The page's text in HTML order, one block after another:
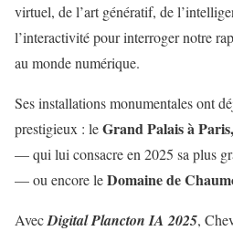
virtuel, de l’art génératif, de
l’interactivité pour interroger notre
au monde numérique.
Ses installations monumentales ont
prestigieux : leGrand Palais à
— qui lui consacre en 2025 sa plus
— ou encore leDomaine de
AvecDigital Plancton IA 2025,